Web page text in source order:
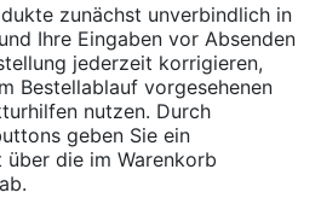
zunächst unverbindlich in
Ihre Eingaben vor Absenden
jederzeit korrigieren,
Bestellablauf vorgesehenen
nutzen. Durch
geben Sie ein
die im Warenkorb